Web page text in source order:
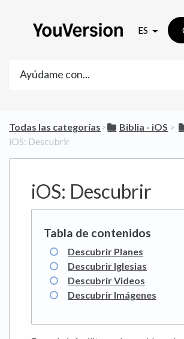
ES
Todas las categorías​>​ ​Biblia - iOS ​ > ​
iOS: Descubrir
iOS: Descubrir
Descubrir Planes
Descubrir Iglesias
Descubrir Videos
Descubrir Imágenes